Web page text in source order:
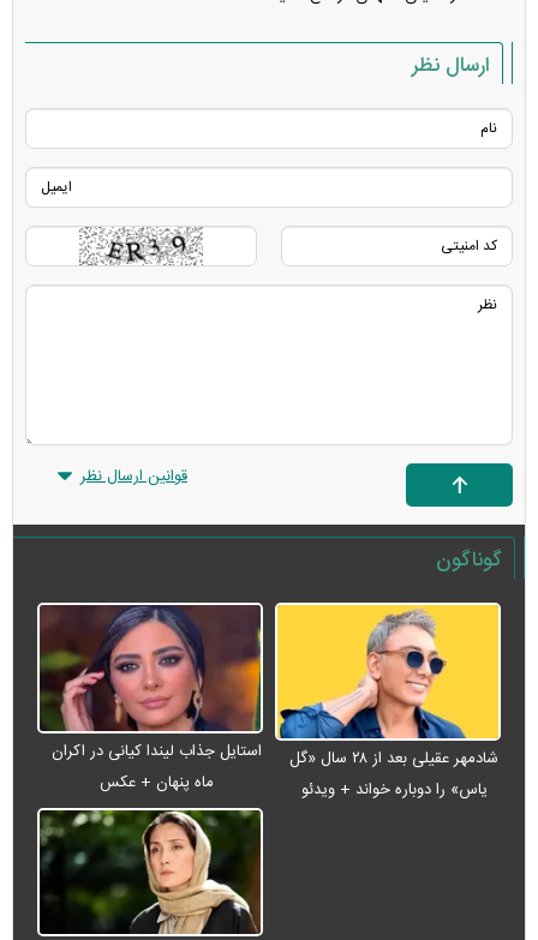
ارسال نظر
قوانین ارسال نظر
گوناگون
شادمهر عقیلی بعد از ۲۸ سال «گل
یاس» را دوباره خواند + ویدئو
استایل جذاب لیندا کیانی در اکران
ماه پنهان + عکس